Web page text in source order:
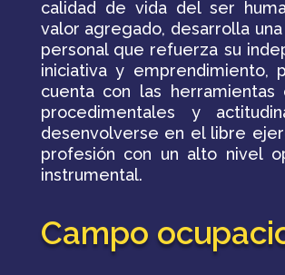
calidad de vida del ser
valor agregado, desarrolla
personal que refuerza su
iniciativa y emprendimiento,
cuenta con las herramientas
procedimentales y
desenvolverse en el libre
profesión con un alto nivel
instrumental.
Campo